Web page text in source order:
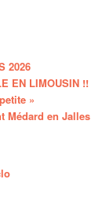
2026
EN LIMOUSIN !!
»
Médard en Jalles